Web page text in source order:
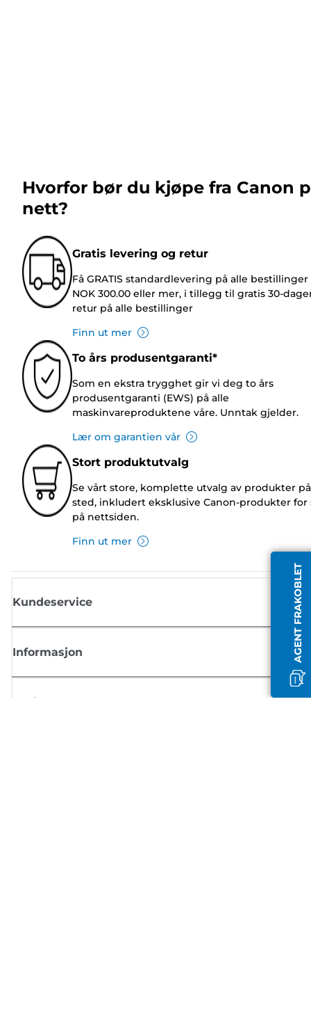
AGENT FRAKOBLET
Hvorfor bør du kjøpe fra Canon
nett?
Gratis levering og retur
Få GRATIS standardlevering på alle bestillinger
NOK 300.00 eller mer, i tillegg til gratis 30-
retur på alle bestillinger
Finn ut mer
To års produsentgaranti*
Som en ekstra trygghet gir vi deg to års
produsentgaranti (EWS) på alle
maskinvareproduktene våre. Unntak gjelder.
Lær om garantien vår
Stort produktutvalg
Se vårt store, komplette utvalg av produkter
sted, inkludert eksklusive Canon-produkter for
på nettsiden.
Finn ut mer
Kundeservice
Informasjon
Butikk